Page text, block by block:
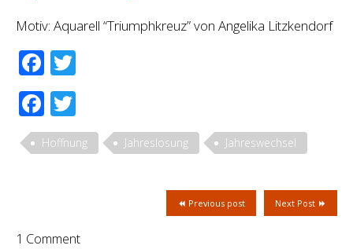
Motiv: Aquarell “Triumphkreuz” von Angelika Litzkendorf
Facebook
Facebook
Hoffnung Jahreslosung Jahreswechsel
Next Post
Previous post
1 Comment